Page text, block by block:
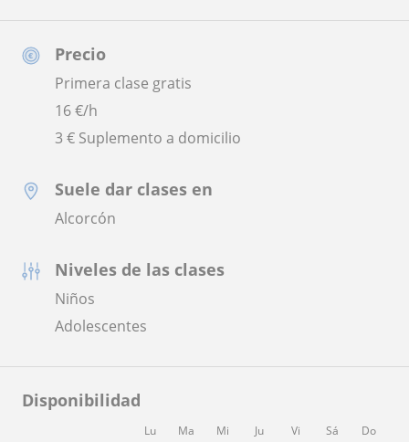
Precio
Primera clase gratis
16€/h
3 € Suplemento a domicilio
Suele dar clases en
Alcorcón
Niveles de las clases
Niños
Adolescentes
Disponibilidad
Lu Ma Mi Ju Vi Sá Do